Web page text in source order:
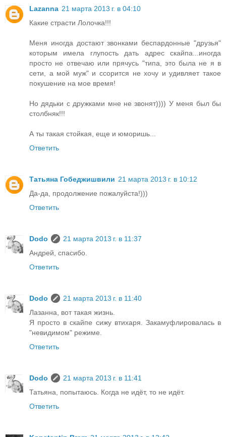
Lazanna 21 марта 2013 г. в 04:10
Какие страсти Лолочка!!!
Меня иногда достают звонками беспардонные "друзья"
которым имела глупость дать адрес скайпа...иногда
просто не отвечаю или прячусь "типа, это была не я в
сети, а мой муж" и ссорится не хочу и удивляет такое
покушение на мое время!
Но дядьки с дружками мне не звонят)))) У меня был бы
столбняк!!!
А ты такая стойкая, еще и юморишь...
Ответить
Татьяна Гобеджишвили 21 марта 2013 г. в 10:12
Да-да, продолжение пожалуйста!)))
Ответить
Dodo
21 марта 2013 г. в 11:37
Андрей, спасибо.
Ответить
Dodo
21 марта 2013 г. в 11:40
Лазанна, вот такая жизнь.
Я просто в скайпе сижу втихаря. Закамуфлировалась в
"невидимом" режиме.
Ответить
Dodo
21 марта 2013 г. в 11:41
Татьяна, попытаюсь. Когда не идёт, то не идёт.
Ответить